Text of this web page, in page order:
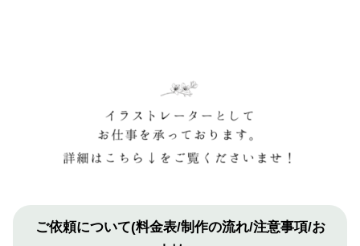
ご依頼について(料金表/制作の流れ/注意事項/お